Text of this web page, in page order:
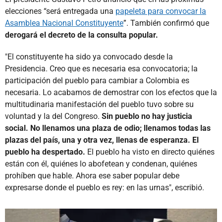
elecciones “será entregada una papeleta para convocar la
Asamblea Nacional Constituyente”. También confirmó que
derogará el decreto de la consulta popular.
"El constituyente ha sido ya convocado desde la
Presidencia. Creo que es necesaria esa convocatoria; la
participación del pueblo para cambiar a Colombia es
necesaria. Lo acabamos de demostrar con los efectos que la
multitudinaria manifestación del pueblo tuvo sobre su
voluntad y la del Congreso. Sin pueblo no hay justicia
social. No llenamos una plaza de odio; llenamos todas las
plazas del país, una y otra vez, llenas de esperanza. El
pueblo ha despertado. El pueblo ha visto en directo quiénes
están con él, quiénes lo abofetean y condenan, quiénes
prohíben que hable. Ahora ese saber popular debe
expresarse donde el pueblo es rey: en las urnas", escribió.